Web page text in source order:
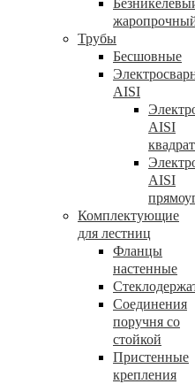
Трубы
Бесшовные
AISI
AISI
AISI
Комплектующие
для лестниц
Фланцы
настенные
Соединения
поручня со
стойкой
Пристенные
крепления